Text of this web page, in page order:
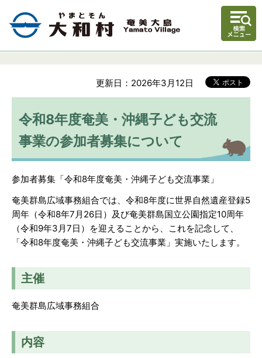
更新日：2026年3月12日
令和8年度奄美・沖縄子ども交流
事業の参加者募集について
参加者募集「令和8年度奄美・沖縄子ども交流事業」
奄美群島広域事務組合では、令和8年度に世界自然遺産登録5
周年（令和8年7月26日）及び奄美群島国立公園指定10周年
（令和9年3月7日）を迎えることから、これを記念して、
「令和8年度奄美・沖縄子ども交流事業」実施いたします。
主催
奄美群島広域事務組合
内容